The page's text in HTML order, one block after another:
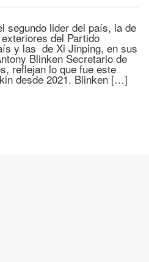
segundo lider del país, la de
del Partido
y las de Xi Jinping, en sus
Blinken Secretario de
reflejan lo que fue este
desde 2021. Blinken […]